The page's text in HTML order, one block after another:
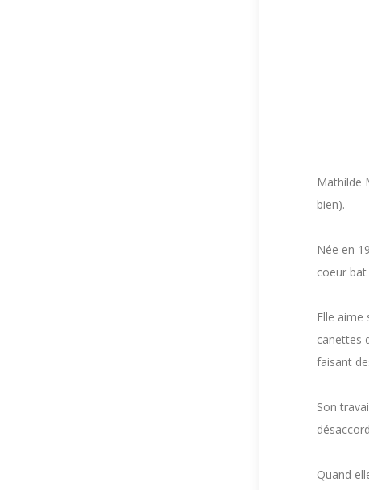
Mathilde
bien).
Née en
coeur
Elle aime
canettes
faisant
Son
Quand